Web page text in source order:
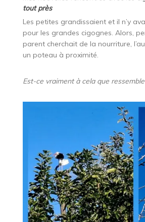
tout près
Les petites grandissaient et il n’y
pour les grandes cigognes. Alors,
parent cherchait de la nourriture,
un poteau à proximité.
Est-ce vraiment à cela que